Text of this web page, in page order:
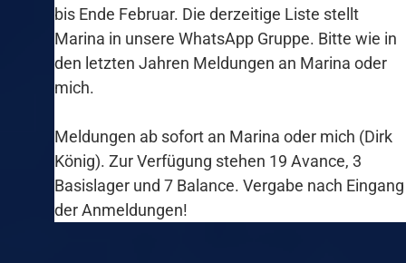
bis Ende Februar. Die derzeitige Liste stellt
Marina in unsere WhatsApp Gruppe. Bitte wie in
den letzten Jahren Meldungen an Marina oder
mich.
Meldungen ab sofort an Marina oder mich (Dirk
König). Zur Verfügung stehen 19 Avance, 3
Basislager und 7 Balance. Vergabe nach Eingang
der Anmeldungen!